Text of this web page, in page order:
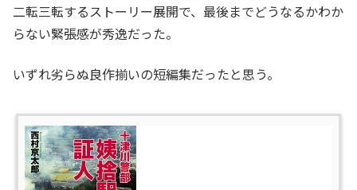
二転三転するストーリー展開で、最後までどうなるかわか
らない緊張感が秀逸だった。
いずれ劣らぬ良作揃いの短編集だったと思う。